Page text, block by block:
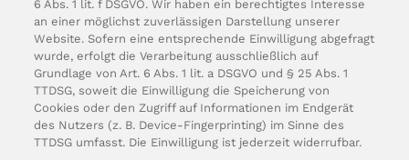
6 Abs. 1 lit. f DSGVO. Wir haben ein berechtigtes Interesse
an einer möglichst zuverlässigen Darstellung unserer
Website. Sofern eine entsprechende Einwilligung abgefragt
wurde, erfolgt die Verarbeitung ausschließlich auf
Grundlage von Art. 6 Abs. 1 lit. a DSGVO und § 25 Abs. 1
TTDSG, soweit die Einwilligung die Speicherung von
Cookies oder den Zugriff auf Informationen im Endgerät
des Nutzers (z. B. Device-Fingerprinting) im Sinne des
TTDSG umfasst. Die Einwilligung ist jederzeit widerrufbar.